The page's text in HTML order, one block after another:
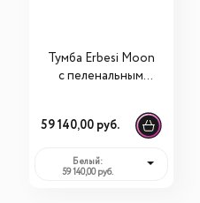
Тумба Erbesi Moon
с пеленальным
59 140,00 руб.
Белый:
59 140,00 руб.